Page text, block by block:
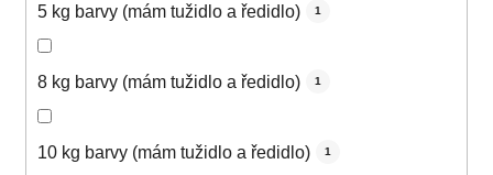
5 kg barvy (mám tužidlo a ředidlo) 1
8 kg barvy (mám tužidlo a ředidlo) 1
10 kg barvy (mám tužidlo a ředidlo) 1